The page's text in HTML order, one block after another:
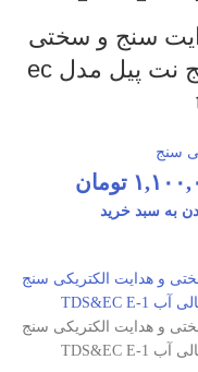
سنج و سختی
سنج نت پیل مدل ec
سنج
تومان
به سبد خرید